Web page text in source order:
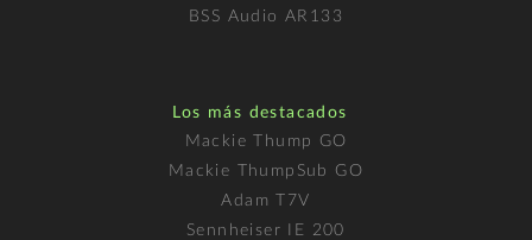
BSS Audio AR133
Los más destacados
Mackie Thump GO
Mackie ThumpSub GO
Adam T7V
Sennheiser IE 200